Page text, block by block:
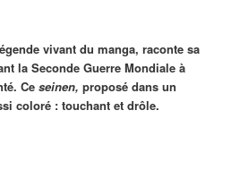
vivant du manga, raconte sa
la Seconde Guerre Mondiale à
Ceseinen, proposé dans un
coloré : touchant et drôle.